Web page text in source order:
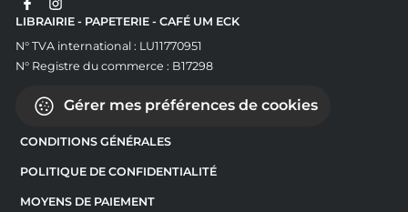
LIBRAIRIE - PAPETERIE - CAFÉ UM ECK
N° TVA international : LU11770951
N° Registre du commerce : B17298
Gérer mes préférences de cookies
CONDITIONS GÉNÉRALES
POLITIQUE DE CONFIDENTIALITÉ
MOYENS DE PAIEMENT